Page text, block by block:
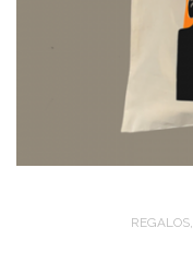
REGALOS,